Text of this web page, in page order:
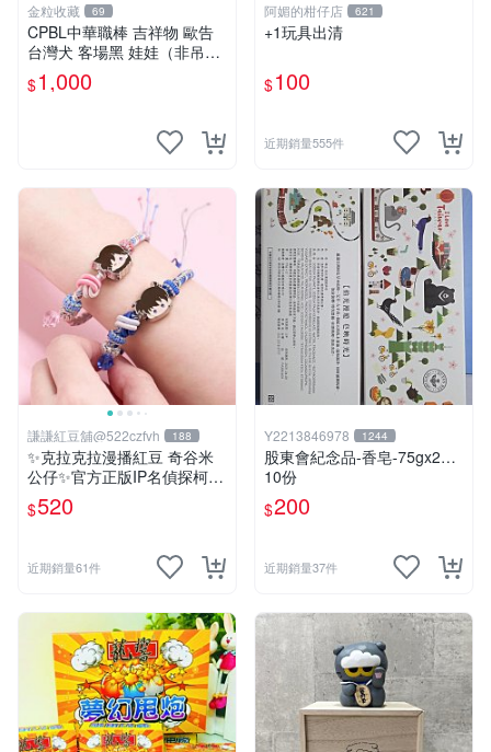
金粒收藏 69
CPBL中華職棒 吉祥物 歐告
台灣犬 客場黑 娃娃（非吊
飾）
$1,000
阿媚的柑仔店 621
+1玩具出清
$100
近期銷量555件
謙謙紅豆舖@522czfvh 188
✨克拉克拉漫播紅豆 奇谷米
公仔✨官方正版IP名偵探柯南
手繩共六款
$520
近期銷量61件
Y2213846978 1244
股東會紀念品-香皂-75gx2…
10份
$200
近期銷量37件